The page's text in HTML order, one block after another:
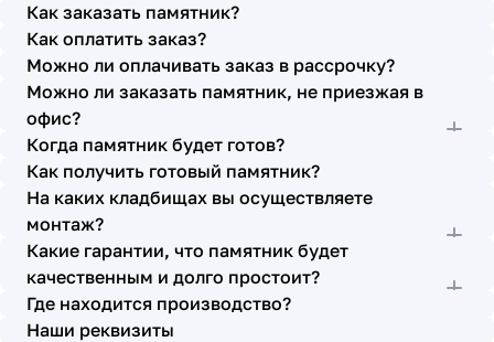
бригада Головачёва Владимира. Поэтому и в этот
раз я поросила, если можно, то назначить эту же
бригаду. Мне пошли на встречу, спасибо. Ребята
работают спокойно, но в тоже время, соблюдая
всю технологию, работаю слаженно и
качественно. Я присутствовала при монтаже,
ребят это нисколько не смутило. Они, как и
Елена Николаевна, ответили на все мои вопросы,
которые возникли в процессе. Спасибо.
Выражаю благодарность от имени всей нашей
семьи за выполнение заказа в срок и
качественно. К руководству просьба по-
возможности премировать работников.
Как заказать памятник?
Как оплатить заказ?
Можно ли оплачивать заказ в рассрочку?
Можно ли заказать памятник, не приезжая в
офис?
Когда памятник будет готов?
Как получить готовый памятник?
На каких кладбищах вы осуществляете
монтаж?
Какие гарантии, что памятник будет
качественным и долго простоит?
Где находится производство?
Наши реквизиты